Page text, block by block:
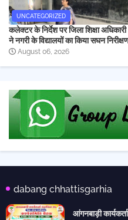
UNCATEGORIZED
कलेक्टर के निर्देश पर जिला शिक्षा अधिकारी
ने नगरी के विद्यालयों का किया सघन
August 06, 2026
dabang chhattisgarhia
आंगनबाड़ी